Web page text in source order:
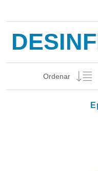
Ordenar